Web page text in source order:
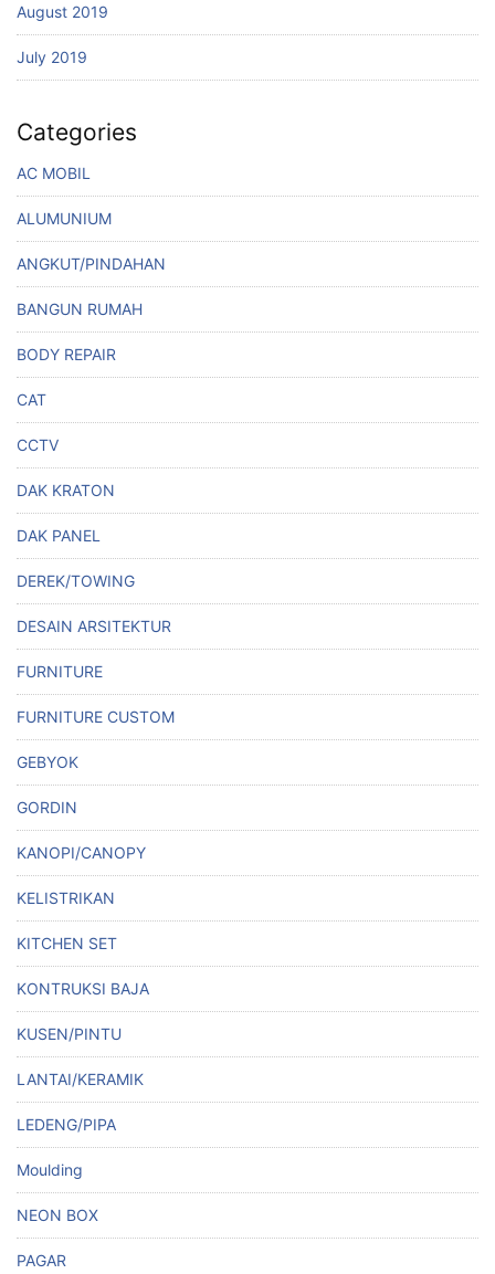
August 2019
July 2019
Categories
AC MOBIL
ALUMUNIUM
ANGKUT/PINDAHAN
BANGUN RUMAH
BODY REPAIR
CAT
CCTV
DAK KRATON
DAK PANEL
DEREK/TOWING
DESAIN ARSITEKTUR
FURNITURE
FURNITURE CUSTOM
GEBYOK
GORDIN
KANOPI/CANOPY
KELISTRIKAN
KITCHEN SET
KONTRUKSI BAJA
KUSEN/PINTU
LANTAI/KERAMIK
LEDENG/PIPA
Moulding
NEON BOX
PAGAR